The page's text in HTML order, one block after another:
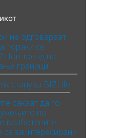
не одговараат
пораки се
Нов тренд на
граници
станува BIZLife
сакаат да го
по
вработените
се заинтересирани